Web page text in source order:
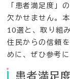
「患者満足度」
欠かせません。
10選と、取り組
住民からの信頼
めに、ぜひ参考
患者満足